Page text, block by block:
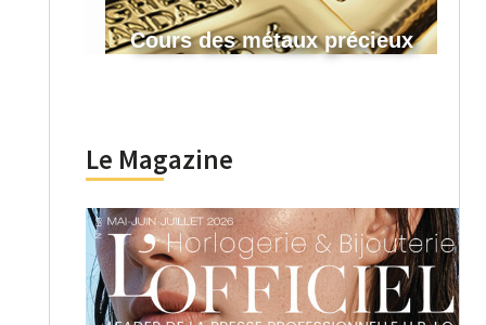
Cours des métaux précieux
Le Magazine